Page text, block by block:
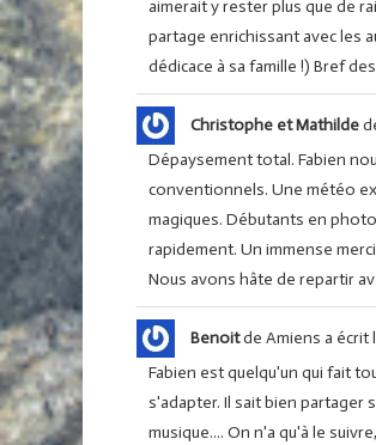
aimerait y rester plus que de
partage enrichissant avec les
dédicace à sa famille !) Bref
Christophe et Mathilde
Dépaysement total. Fabien
conventionnels. Une météo
magiques. Débutants en
rapidement. Un immense
Nous avons hâte de repartir
Benoitde Amiens a écrit
Fabien est quelqu'un qui fait
s'adapter. Il sait bien partager
musique.... On n'a qu'à le